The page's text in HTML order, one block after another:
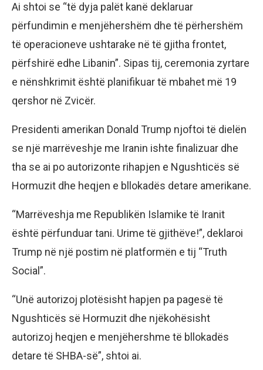
Ai shtoi se “të dyja palët kanë deklaruar
përfundimin e menjëhershëm dhe të përhershëm
të operacioneve ushtarake në të gjitha frontet,
përfshirë edhe Libanin”. Sipas tij, ceremonia zyrtare
e nënshkrimit është planifikuar të mbahet më 19
qershor në Zvicër.
Presidenti amerikan Donald Trump njoftoi të dielën
se një marrëveshje me Iranin ishte finalizuar dhe
tha se ai po autorizonte rihapjen e Ngushticës së
Hormuzit dhe heqjen e bllokadës detare amerikane.
“Marrëveshja me Republikën Islamike të Iranit
është përfunduar tani. Urime të gjithëve!”, deklaroi
Trump në një postim në platformën e tij “Truth
Social”.
“Unë autorizoj plotësisht hapjen pa pagesë të
Ngushticës së Hormuzit dhe njëkohësisht
autorizoj heqjen e menjëhershme të bllokadës
detare të SHBA-së”, shtoi ai.